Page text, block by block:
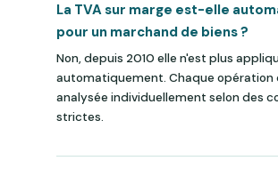
La TVA sur marge est-elle
pour un marchand de biens ?
Non, depuis 2010 elle n'est plus
automatiquement. Chaque opération
analysée individuellement selon des
strictes.